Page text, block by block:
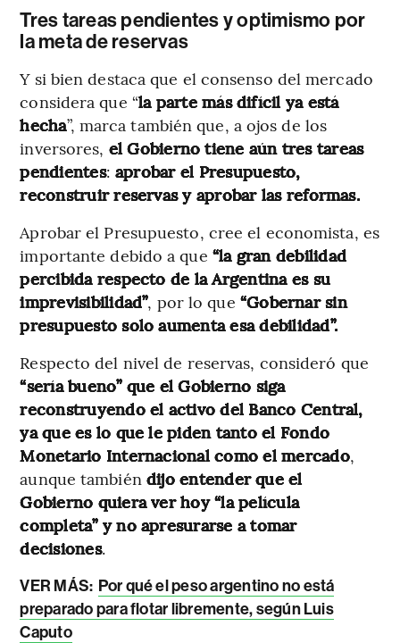
Tres tareas pendientes y optimismo por
la meta de reservas
Y si bien destaca que el consenso del mercado
considera que “la parte más difícil ya está
hecha”, marca también que, a ojos de los
inversores, el Gobierno tiene aún tres tareas
pendientes: aprobar el Presupuesto,
reconstruir reservas y aprobar las reformas.
Aprobar el Presupuesto, cree el economista, es
importante debido a que “la gran debilidad
percibida respecto de la Argentina es su
imprevisibilidad”, por lo que “Gobernar sin
presupuesto solo aumenta esa debilidad”.
Respecto del nivel de reservas, consideró que
“sería bueno” que el Gobierno siga
reconstruyendo el activo del Banco Central,
ya que es lo que le piden tanto el Fondo
Monetario Internacional como el mercado,
aunque también dijo entender que el
Gobierno quiera ver hoy “la película
completa” y no apresurarse a tomar
decisiones.
VER MÁS: Por qué el peso argentino no está
preparado para flotar libremente, según Luis
Caputo